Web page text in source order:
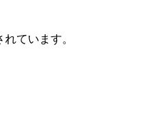
ています。